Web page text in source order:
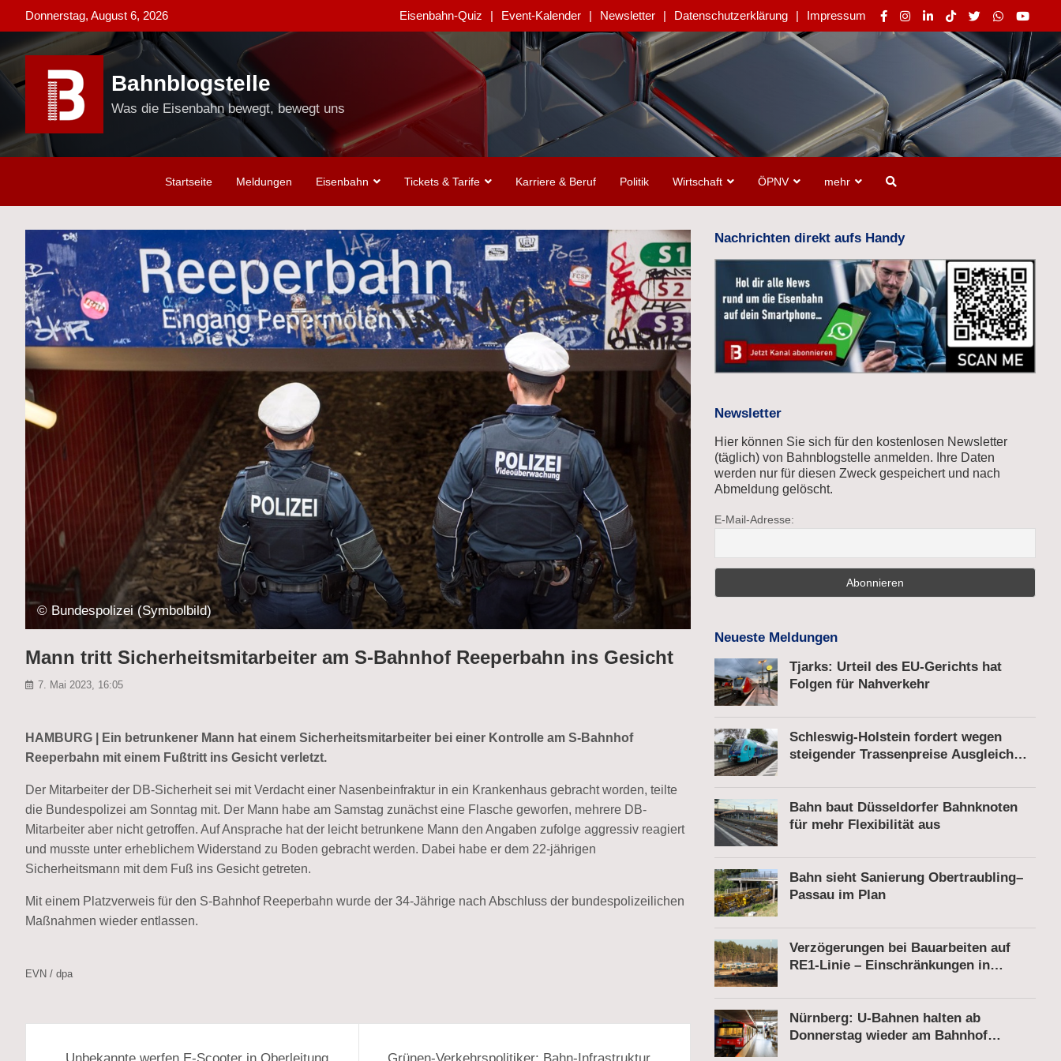
to
content
Donnerstag, August 6, 2026 Eisenbahn-Quiz Event-Kalender Newsletter Datenschutzerklärung Impressum
Bahnblogstelle
Was die Eisenbahn bewegt, bewegt uns
Startseite Meldungen Eisenbahn Tickets & Tarife Karriere & Beruf Politik Wirtschaft ÖPNV mehr
© Bundespolizei (Symbolbild)
Mann tritt Sicherheitsmitarbeiter am S-Bahnhof Reeperbahn ins Gesicht
7. Mai 2023, 16:05
HAMBURG | Ein betrunkener Mann hat einem Sicherheitsmitarbeiter bei einer Kontrolle am S-Bahnhof
Reeperbahn mit einem Fußtritt ins Gesicht verletzt.
Der Mitarbeiter der DB-Sicherheit sei mit Verdacht einer Nasenbeinfraktur in ein Krankenhaus gebracht worden, teilte
die Bundespolizei am Sonntag mit. Der Mann habe am Samstag zunächst eine Flasche geworfen, mehrere DB-
Mitarbeiter aber nicht getroffen. Auf Ansprache hat der leicht betrunkene Mann den Angaben zufolge aggressiv reagiert
und musste unter erheblichem Widerstand zu Boden gebracht werden. Dabei habe er dem 22-jährigen
Sicherheitsmann mit dem Fuß ins Gesicht getreten.
Mit einem Platzverweis für den S-Bahnhof Reeperbahn wurde der 34-Jährige nach Abschluss der bundespolizeilichen
Maßnahmen wieder entlassen.
EVN / dpa
Nachrichten direkt aufs Handy
Newsletter
Hier können Sie sich für den kostenlosen Newsletter
(täglich) von Bahnblogstelle anmelden. Ihre Daten
werden nur für diesen Zweck gespeichert und nach
Abmeldung gelöscht.
E-Mail-Adresse:
Neueste Meldungen
Tjarks: Urteil des EU-Gerichts hat
Folgen für Nahverkehr
Schleswig-Holstein fordert wegen
steigender Trassenpreise Ausgleich
Bahn baut Düsseldorfer Bahnknoten
für mehr Flexibilität aus
Bahn sieht Sanierung Obertraubling–
Passau im Plan
Verzögerungen bei Bauarbeiten auf
RE1-Linie – Einschränkungen in
Nürnberg: U-Bahnen halten ab
Donnerstag wieder am Bahnhof